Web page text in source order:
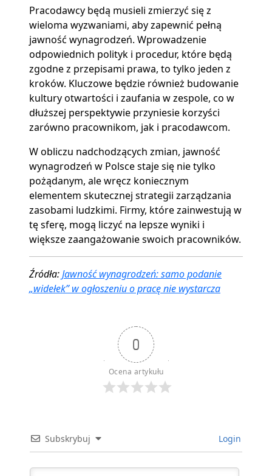
Pracodawcy będą musieli zmierzyć się z
wieloma wyzwaniami, aby zapewnić pełną
jawność wynagrodzeń. Wprowadzenie
odpowiednich polityk i procedur, które będą
zgodne z przepisami prawa, to tylko jeden z
kroków. Kluczowe będzie również budowanie
kultury otwartości i zaufania w zespole, co w
dłuższej perspektywie przyniesie korzyści
zarówno pracownikom, jak i pracodawcom.
W obliczu nadchodzących zmian, jawność
wynagrodzeń w Polsce staje się nie tylko
pożądanym, ale wręcz koniecznym
elementem skutecznej strategii zarządzania
zasobami ludzkimi. Firmy, które zainwestują w
tę sferę, mogą liczyć na lepsze wyniki i
większe zaangażowanie swoich pracowników.
Źródła:Jawność wynagrodzeń: samo podanie
„widełek” w ogłoszeniu o pracę nie wystarcza
0
Ocena artykułu
Subskrybuj Login